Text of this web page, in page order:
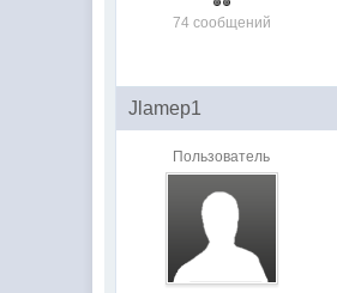
74 сообщений
Jlamep1
Пользователь